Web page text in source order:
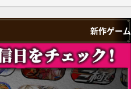
新作ゲーム